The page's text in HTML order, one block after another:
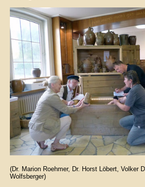
(Dr. Marion Roehmer, Dr. Horst Löbert, Volker
Wolfsberger)